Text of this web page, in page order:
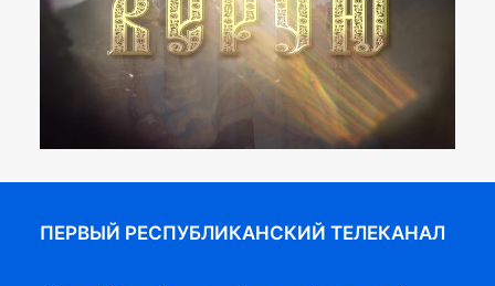
ПЕРВЫЙ РЕСПУБЛИКАНСКИЙ ТЕЛЕКАНАЛ